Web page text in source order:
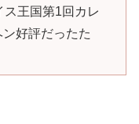
ス王国第1回カレ
好評だったた